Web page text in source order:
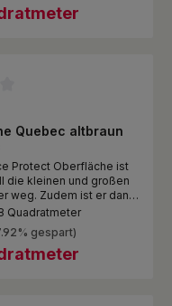
Quebec altbraun
Protect Oberfläche ist
die kleinen und großen
weg. Zudem ist er dank
und Pfützen. Das
attraktiven Preis!
gespart)
Quadratmeter